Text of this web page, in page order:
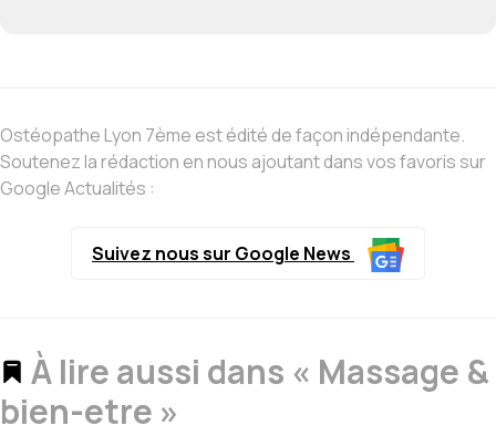
Ostéopathe Lyon 7ème est édité de façon indépendante.
Soutenez la rédaction en nous ajoutant dans vos favoris sur
Google Actualités :
Suivez nous sur Google News
À lire aussi dans « Massage &
bien-etre »